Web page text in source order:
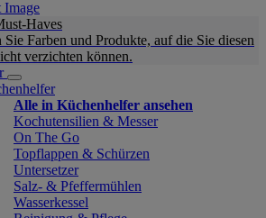
Haves
Sie Farben und Produkte, auf die Sie diesen
verzichten können.
Alle in Küchenhelfer ansehen
Kochutensilien & Messer
On The Go
Topflappen & Schürzen
Untersetzer
Salz- & Pfeffermühlen
Wasserkessel